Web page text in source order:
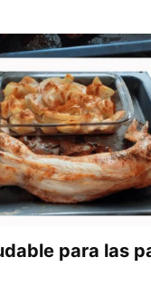
para las